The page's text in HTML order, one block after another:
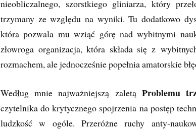
nieobliczalnego, szorstkiego gliniarza, który
trzymany ze względu na wyniki. Tu dodatkowo
która pozwala mu wziąć górę nad wybitnymi
złowroga organizacja, która składa się z
rozmachem, ale jednocześnie popełnia amatorskie
Według mnie najważniejszą zaletą Problemu
czytelnika do krytycznego spojrzenia na postęp
ludzkość w ogóle. Przeróżne ruchy anty-